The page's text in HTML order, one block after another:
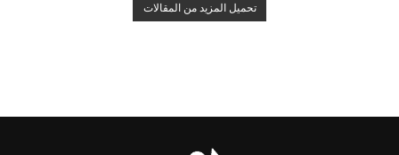
تحميل المزيد من المقالات